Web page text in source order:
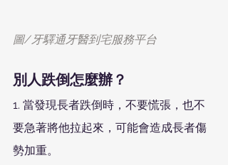
圖/牙驛通牙醫到宅服務平台
別人跌倒怎麼辦？
1. 當發現長者跌倒時，不要慌張，也不
要急著將他拉起來，可能會造成長者傷
勢加重。